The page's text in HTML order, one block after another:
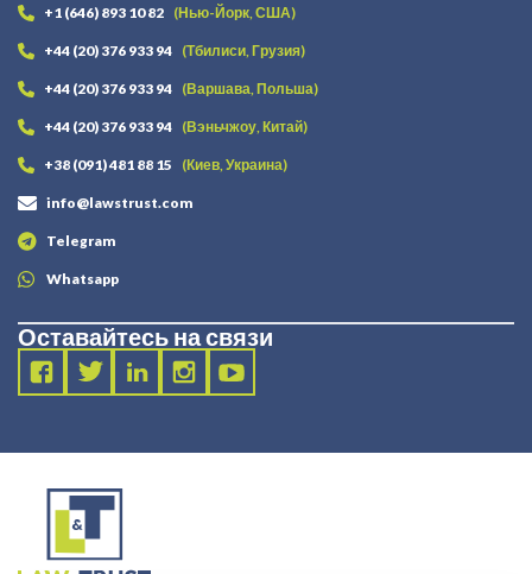
+1 (646) 893 10 82 (Нью-Йорк, США)
+44 (20) 376 933 94 (Тбилиси, Грузия)
+44 (20) 376 933 94 (Варшава, Польша)
+44 (20) 376 933 94 (Вэньчжоу, Китай)
+38 (091) 481 88 15 (Киев, Украина)
info@lawstrust.com
Telegram
Whatsapp
Оставайтесь на связи